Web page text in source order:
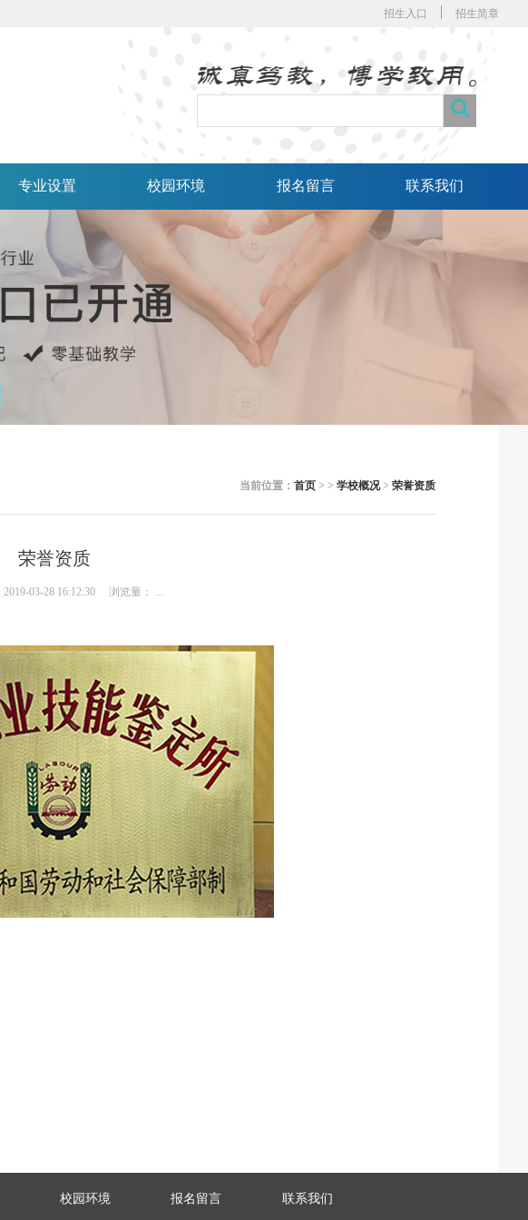
招生入口 招生简章
专业设置 校园环境 报名留言 联系我们
当前位置： 首页 > > 学校概况> 荣誉资质
荣誉资质
2019-03-28 16:12:30 浏览量： ...
校园环境 报名留言 联系我们